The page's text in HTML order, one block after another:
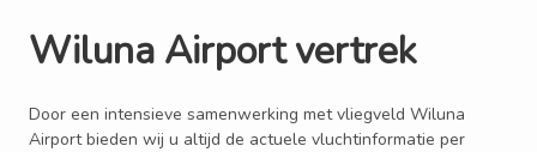
Wiluna Airport vertrek
Door een intensieve samenwerking met vliegveld Wiluna
Airport bieden wij u altijd de actuele vluchtinformatie per